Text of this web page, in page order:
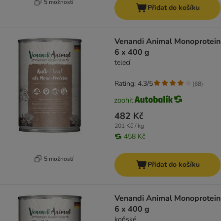
5 možností
Přidat do košíku
5 možností
Venandi Animal Monoprotein
6 x 400 g
telecí
482 Kč
201 Kč / kg
458 Kč
Rating: 4.3/5 (68)
Přidat do košíku
Venandi Animal Monoprotein
6 x 400 g